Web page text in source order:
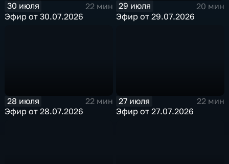
30 июля
22 мин
Эфир от 30.07.2026
29 июля
20 мин
Эфир от 29.07.2026
28 июля
22 мин
Эфир от 28.07.2026
27 июля
22 мин
Эфир от 27.07.2026